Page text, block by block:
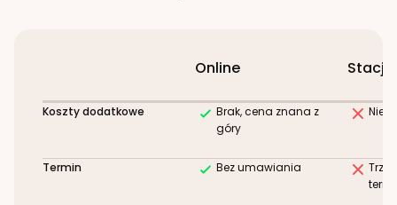
Online
Koszty dodatkowe
Brak, cena znana z
góry
Termin Bez umawiania